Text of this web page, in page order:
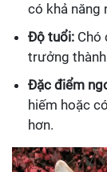
có khả năng
Độ tuổi: Chó
trưởng
Đặc điểm
hiếm hoặc
hơn.